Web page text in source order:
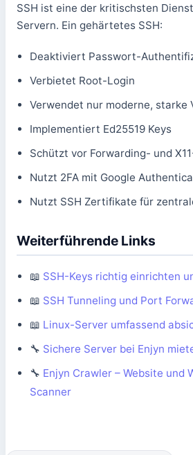
SSH ist eine der kritischsten
Servern. Ein gehärtetes SSH:
Deaktiviert Passwort-
Verbietet Root-Login
Verwendet nur moderne, starke
Implementiert Ed25519 Keys
Schützt vor Forwarding- und
Nutzt 2FA mit Google
Nutzt SSH Zertifikate für
Weiterführende Links
📖 SSH-Keys richtig einrichten
📖 SSH Tunneling und Port
📖 Linux-Server umfassend
🔧 Sichere Server bei Enjyn
🔧 Enjyn Crawler – Website und
Scanner